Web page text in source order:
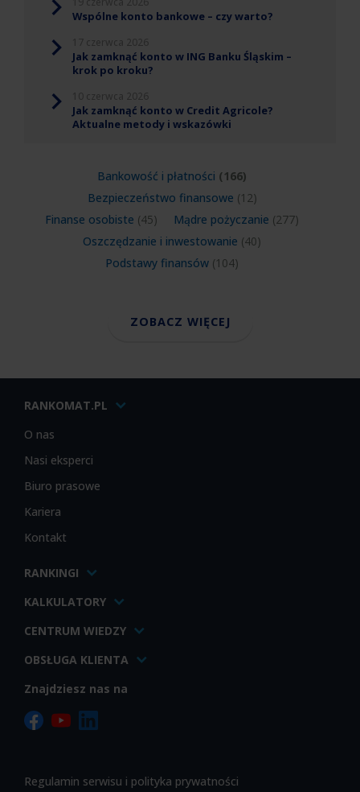
Wspólne konto bankowe – czy warto?
Jak zamknąć konto w ING Banku Śląskim –
krok po kroku?
Jak zamknąć konto w Credit Agricole?
Aktualne metody i wskazówki
Bankowość i płatności (166)
Bezpieczeństwo finansowe (12)
Finanse osobiste (45) Mądre pożyczanie (277)
Oszczędzanie i inwestowanie (40)
Podstawy finansów (104)
ZOBACZ WIĘCEJ
RANKOMAT.PL
O nas
Nasi eksperci
Biuro prasowe
Kariera
Kontakt
RANKINGI
KALKULATORY
CENTRUM WIEDZY
OBSŁUGA KLIENTA
Znajdziesz nas na
Regulamin serwisu i polityka prywatności